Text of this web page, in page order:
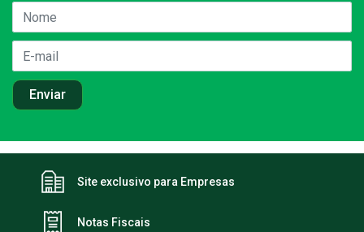
Site exclusivo para Empresas
Notas Fiscais